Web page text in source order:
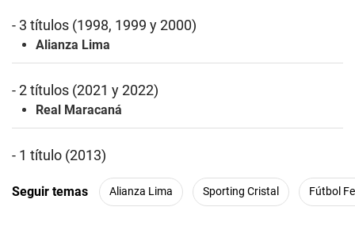
- 3 títulos (1998, 1999 y 2000)
Alianza Lima
- 2 títulos (2021 y 2022)
Real Maracaná
- 1 título (2013)
Seguir temas Alianza Lima Sporting Cristal Fútbol